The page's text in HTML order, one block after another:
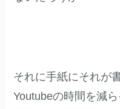
それに手紙にそれが
Youtubeの時間を減ら